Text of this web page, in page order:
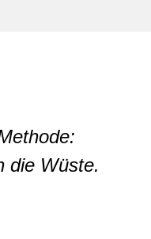
die Wüste.